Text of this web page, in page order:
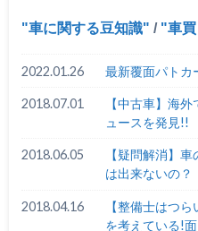
車に関する豆知識 / 車買
2022.01.26 最新覆面パトカ
2018.07.01
【中古車】海
ュースを発見!!
2018.06.05
【疑問解消】
は出来ないの？
2018.04.16
【整備士はつ
を考えている!